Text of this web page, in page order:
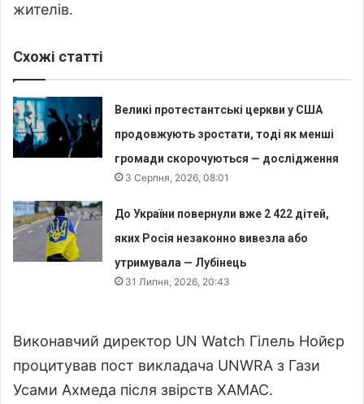
жителів.
Схожі статті
Великі протестантські церкви у США
продовжують зростати, тоді як менші
громади скорочуються — дослідження
3 Серпня, 2026, 08:01
До України повернули вже 2 422 дітей,
яких Росія незаконно вивезла або
утримувала — Лубінець
31 Липня, 2026, 20:43
Виконавчий директор UN Watch Гілель Нойєр
процитував пост викладача UNWRA з Гази
Усами Ахмеда після звірств ХАМАС.